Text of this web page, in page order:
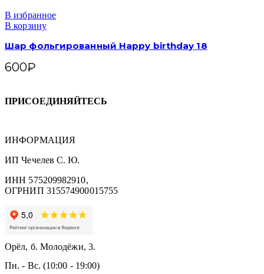
В избранное
В корзину
Шар фольгированный Happy birthday 18
600₽
ПРИСОЕДИНЯЙТЕСЬ
ИНФОРМАЦИЯ
ИП Чечелев С. Ю.
ИНН 575209982910,
ОГРНИП 315574900015755
Орёл, б. Молодёжи, 3.
Пн. - Вс. (10:00 - 19:00)